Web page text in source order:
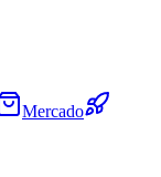
Mercado